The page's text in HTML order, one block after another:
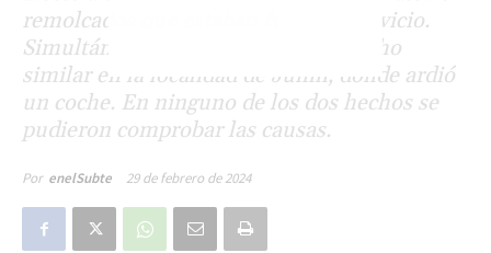
remolcados que estaban fuera de servicio.
Simultáneamente se produjo un hecho
similar en la localidad de Junín, donde ardió
un coche. En ninguno de los dos hechos se
pudieron comprobar las causas.
Por enelSubte 29 de febrero de 2024